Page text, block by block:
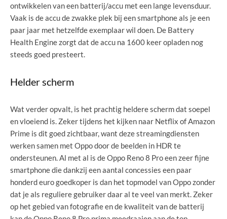
ontwikkelen van een batterij/accu met een lange levensduur.
Vaak is de accu de zwakke plek bij een smartphone als je een
paar jaar met hetzelfde exemplaar wil doen. De Battery
Health Engine zorgt dat de accu na 1600 keer opladen nog
steeds goed presteert.
Helder scherm
Wat verder opvalt, is het prachtig heldere scherm dat soepel
en vloeiend is. Zeker tijdens het kijken naar Netflix of Amazon
Prime is dit goed zichtbaar, want deze streamingdiensten
werken samen met Oppo door de beelden in HDR te
ondersteunen. Al met al is de Oppo Reno 8 Pro een zeer fijne
smartphone die dankzij een aantal concessies een paar
honderd euro goedkoper is dan het topmodel van Oppo zonder
dat je als reguliere gebruiker daar al te veel van merkt. Zeker
op het gebied van fotografie en de kwaliteit van de batterij